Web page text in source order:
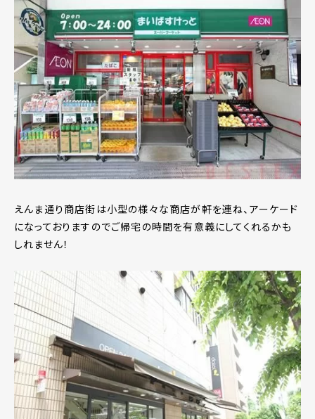
えんま通り商店街は小型の様々な商店が軒を連ね、アーケード
になっておりますのでご帰宅の時間を有意義にしてくれるかも
しれません！